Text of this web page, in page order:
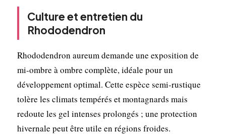
Culture et entretien du
Rhododendron
Rhododendron aureum demande une exposition de
mi-ombre à ombre complète, idéale pour un
développement optimal. Cette espèce semi-rustique
tolère les climats tempérés et montagnards mais
redoute les gel intenses prolongés ; une protection
hivernale peut être utile en régions froides.